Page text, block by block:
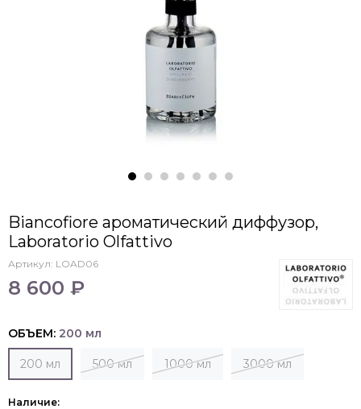
Biancofiore ароматический диффузор,
Laboratorio Olfattivo
Артикул: LOAD06
8 600 ₽
ОБЪЕМ: 200 мл
200 мл 500 мл 1000 мл 3000 мл
Наличие: